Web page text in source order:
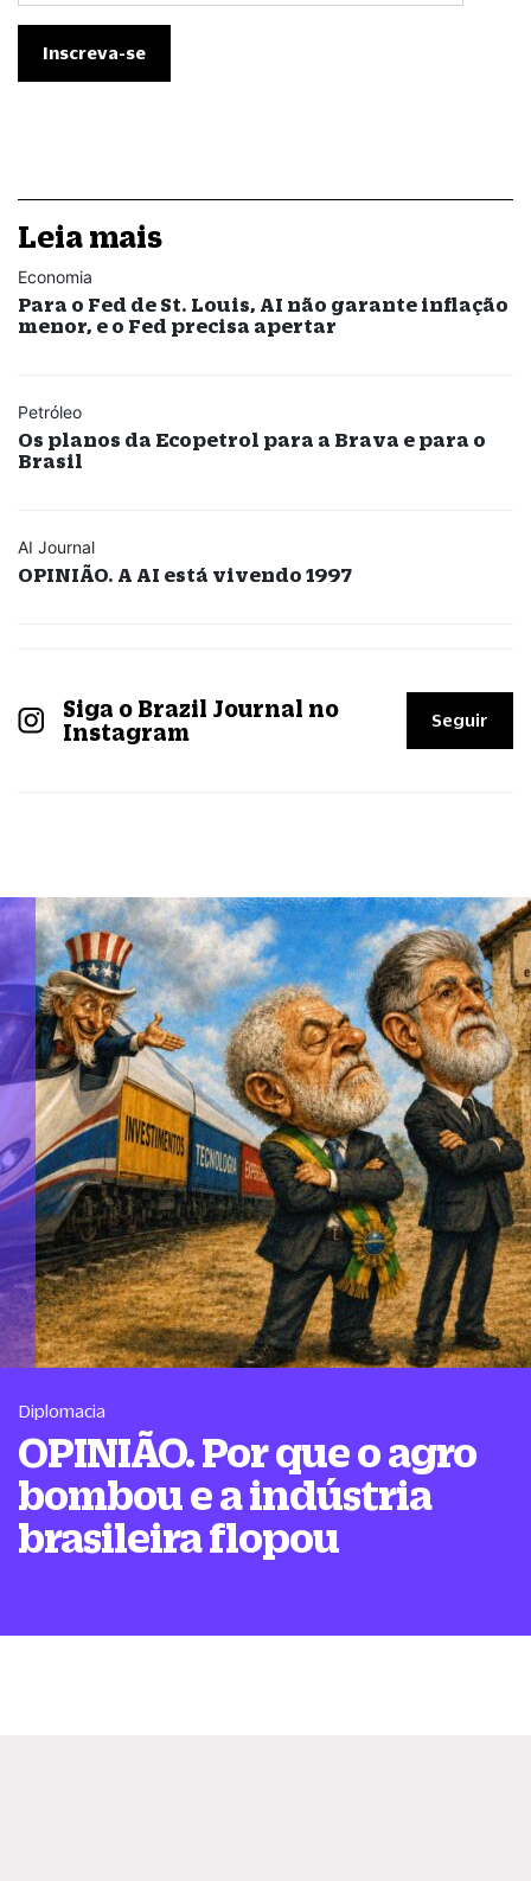
Leia mais
Economia
Para o Fed de St. Louis, AI não garante inflação
menor, e o Fed precisa apertar
Petróleo
Os planos da Ecopetrol para a Brava e para o
Brasil
AI Journal
OPINIÃO. A AI está vivendo 1997
Siga o Brazil Journal no
Instagram
Seguir
Diplomacia
OPINIÃO. Por que o agro
bombou e a indústria
brasileira flopou